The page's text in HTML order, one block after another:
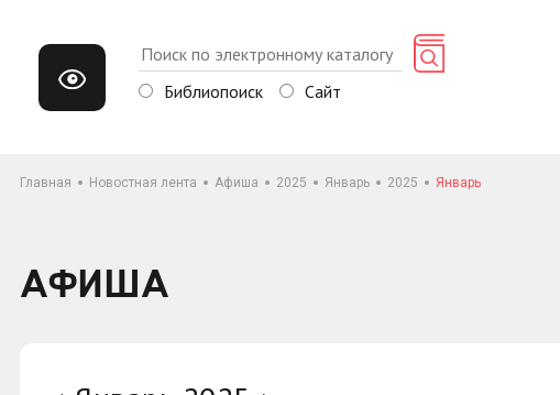
Библиопоиск Сайт
Главная Новостная лента Афиша 2025 Январь 2025 Январь
АФИША